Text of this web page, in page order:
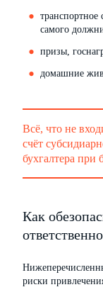
самого
призы,
домашние
Всё, что не
счёт
бухгалтера при
Как
риски